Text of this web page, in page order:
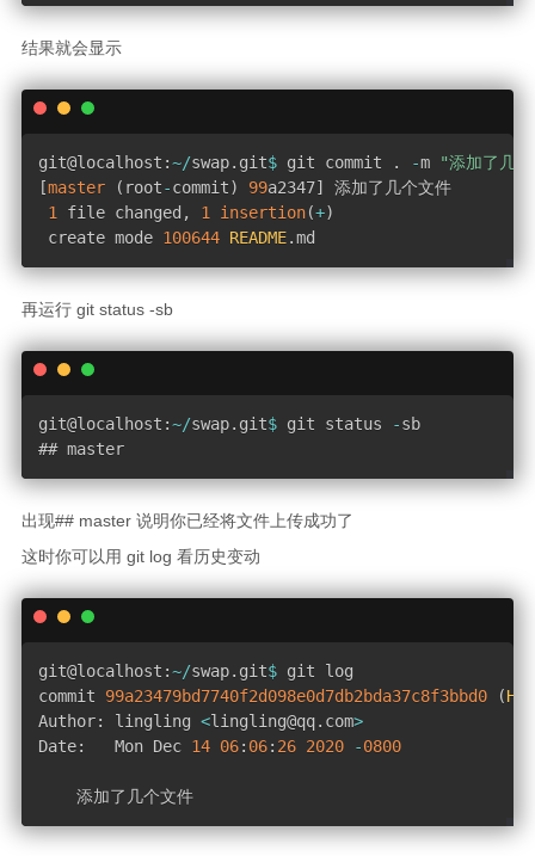
结果就会显示
git@localhost :~/swap. git$ git commit . -m
"添加了几
[master ( root-commit) 99a2347]
添加了几个文件
1
file changed , 1 insertion(+)
create mode 100644 README.md
再运行 git status -sb
git@localhost :~/swap. git$ git status -sb
## master
出现## master 说明你已经将文件上传成功了
这时你可以用 git log 看历史变动
git@localhost :~/swap. git$ git log
commit 99a23479bd7740f2d098e0d7db2bda37c8f3bbd0 (
Author: lingling <lingling@qq. com>
Date:
   Mon Dec
14 06: 06: 26 2020 -0800
    添加了几个文件